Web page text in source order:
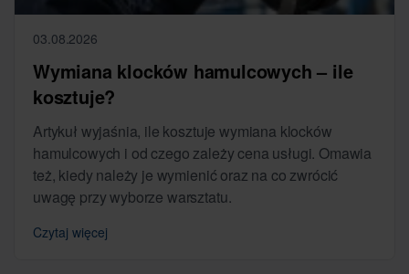
03.08.2026
Wymiana klocków hamulcowych – ile
kosztuje?
Artykuł wyjaśnia, ile kosztuje wymiana klocków
hamulcowych i od czego zależy cena usługi. Omawia
też, kiedy należy je wymienić oraz na co zwrócić
uwagę przy wyborze warsztatu.
Czytaj więcej